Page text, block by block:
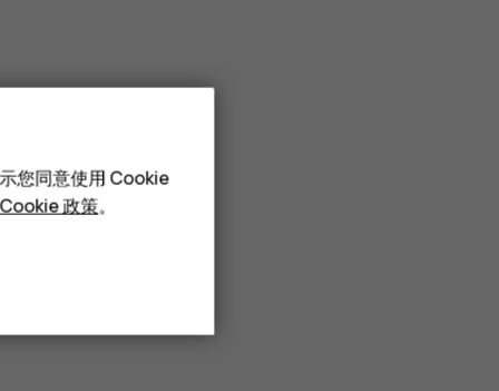
您同意使用 Cookie
Cookie 政策。